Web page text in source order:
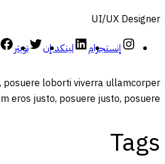
UI/UX Designer
إنستجرام
لينكد إن تويتر
posuere loborti viverra ullamcorper
eros justo, posuere justo, posuere.
Tags